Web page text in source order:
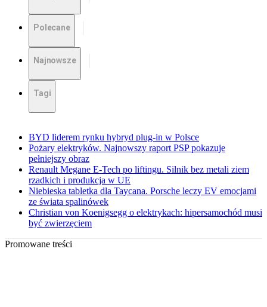
Polecane
Najnowsze
Tagi
BYD liderem rynku hybryd plug-in w Polsce
Pożary elektryków. Najnowszy raport PSP pokazuje
pełniejszy obraz
Renault Megane E-Tech po liftingu. Silnik bez metali ziem
rzadkich i produkcja w UE
Niebieska tabletka dla Taycana. Porsche leczy EV emocjami
ze świata spalinówek
Christian von Koenigsegg o elektrykach: hipersamochód musi
być zwierzęciem
Promowane treści